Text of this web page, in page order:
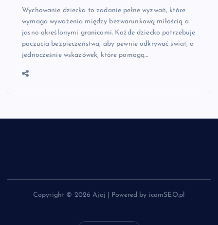
Wychowanie dziecka to zadanie pełne wyzwań, które
wymaga wyważenia między bezwarunkową miłością a
jasno określonymi granicami. Każde dziecko potrzebuje
poczucia bezpieczeństwa, aby pewnie odkrywać świat, a
jednocześnie wskazówek, które pomogą…
Copyright © 2026 Ajaj | Powered by icomSEO.pl